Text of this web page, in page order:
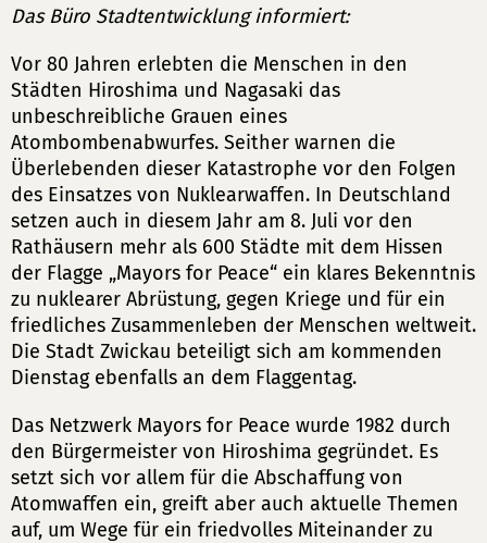
Das Büro Stadtentwicklung informiert:
Vor 80 Jahren erlebten die Menschen in den
Städten Hiroshima und Nagasaki das
unbeschreibliche Grauen eines
Atombombenabwurfes. Seither warnen die
Überlebenden dieser Katastrophe vor den Folgen
des Einsatzes von Nuklearwaffen. In Deutschland
setzen auch in diesem Jahr am 8. Juli vor den
Rathäusern mehr als 600 Städte mit dem Hissen
der Flagge „Mayors for Peace“ ein klares Bekenntnis
zu nuklearer Abrüstung, gegen Kriege und für ein
friedliches Zusammenleben der Menschen weltweit.
Die Stadt Zwickau beteiligt sich am kommenden
Dienstag ebenfalls an dem Flaggentag.
Das Netzwerk Mayors for Peace wurde 1982 durch
den Bürgermeister von Hiroshima gegründet. Es
setzt sich vor allem für die Abschaffung von
Atomwaffen ein, greift aber auch aktuelle Themen
auf, um Wege für ein friedvolles Miteinander zu